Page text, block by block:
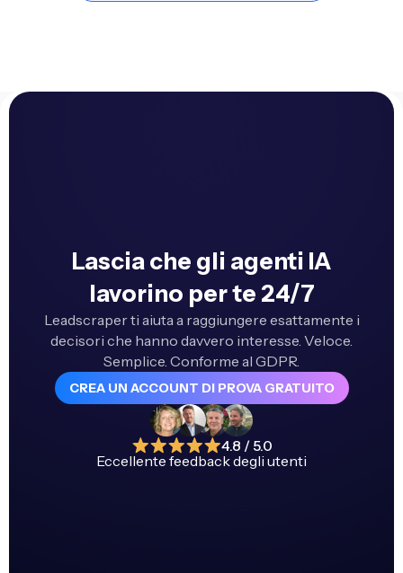
Lascia che gli agenti IA
lavorino per te 24/7
Leadscraper ti aiuta a raggiungere esattamente i
decisori che hanno davvero interesse. Veloce.
Semplice. Conforme al GDPR.
CREA UN ACCOUNT DI PROVA GRATUITO
4.8 / 5.0
Eccellente feedback degli utenti